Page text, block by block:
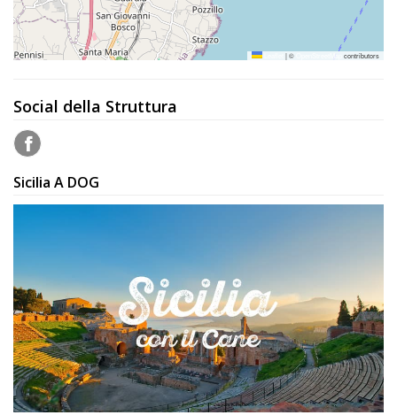
|© contributors
Social della Struttura
Sicilia A DOG